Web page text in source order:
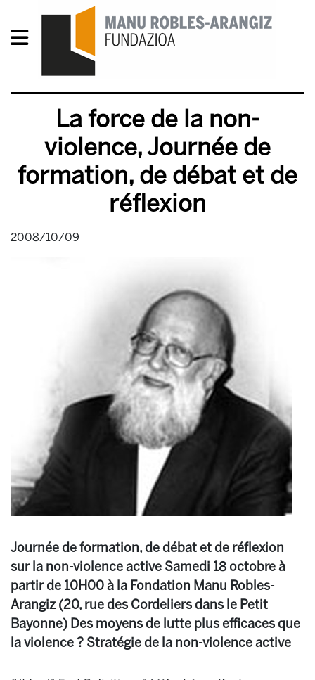
La force de la non-
violence, Journée de
formation, de débat et de
réflexion
2008/10/09
Journée de formation, de débat et de réflexion
sur la non-violence active Samedi 18 octobre à
partir de 10H00 à la Fondation Manu Robles-
Arangiz (20, rue des Cordeliers dans le Petit
Bayonne) Des moyens de lutte plus efficaces que
la violence ? Stratégie de la non-violence active